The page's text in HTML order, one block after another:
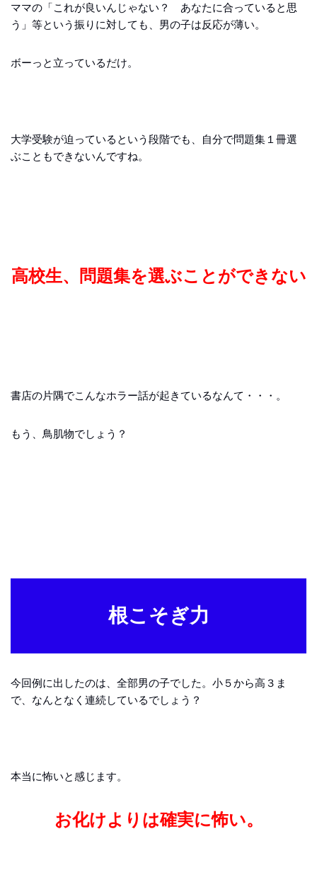
ママの「これが良いんじゃない？ あなたに合っていると思
う」等という振りに対しても、男の子は反応が薄い。
ボーっと立っているだけ。
大学受験が迫っているという段階でも、自分で問題集１冊選
ぶこともできないんですね。
高校生、問題集を選ぶことができない
書店の片隅でこんなホラー話が起きているなんて・・・。
もう、鳥肌物でしょう？
根こそぎ力
今回例に出したのは、全部男の子でした。小５から高３ま
で、なんとなく連続しているでしょう？
本当に怖いと感じます。
お化けよりは確実に怖い。